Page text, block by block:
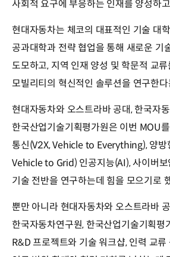
사회적 요구에 부응하는 인재를 양성하
현대자동차는 체코의 대표적인 기술 대
공과대학과 전략 협업을 통해 새로운 기
도모하고, 지역 인재 양성 및 학문적 교
모빌리티의 혁신적인 솔루션을 연구한
현대자동차와 오스트라바 공대, 한국자
한국산업기술기획평가원은 이번 MOU
통신(V2X, Vehicle to Everything), 양방
Vehicle to Grid) 인공지능(AI), 사이버보
기술 전반을 연구하는데 힘을 모으기로
뿐만 아니라 현대자동차와 오스트라바
한국자동차연구원, 한국산업기술기획평
R&D 프로젝트와 기술 워크샵, 인력 교류